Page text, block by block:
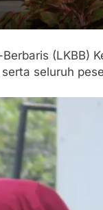
(LKBB)
seluruh